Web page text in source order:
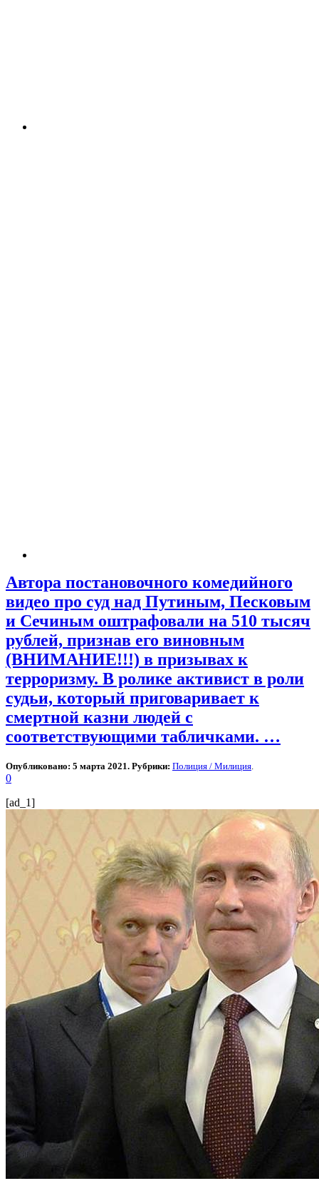
Автора постановочного комедийного
видео про суд над Путиным, Песковым
и Сечиным оштрафовали на 510 тысяч
рублей, признав его виновным
(ВНИМАНИЕ!!!) в призывах к
терроризму. В ролике активист в роли
судьи, который приговаривает к
смертной казни людей с
соответствующими табличками. …
Опубликовано: 5 марта 2021. Рубрики: Полиция / Милиция
0
[ad_1]